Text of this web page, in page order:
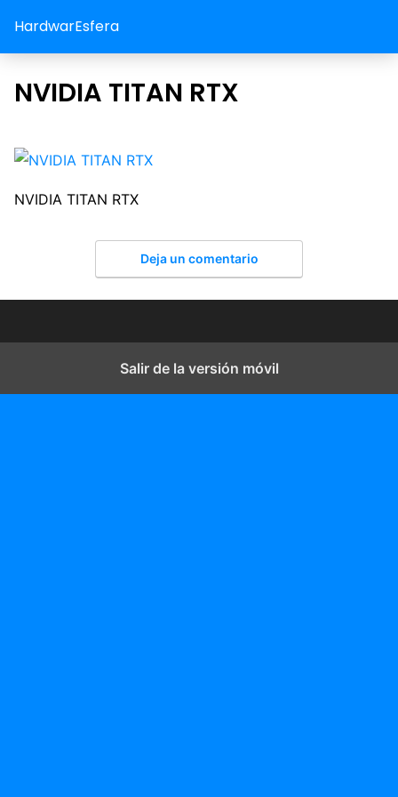
HardwarEsfera
NVIDIA TITAN RTX
NVIDIA TITAN RTX
Deja un comentario
Salir de la versión móvil